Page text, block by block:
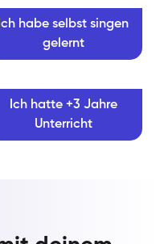
habe selbst singen
gelernt
Ich hatte +3 Jahre
Unterricht